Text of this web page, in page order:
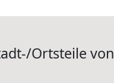
Ortsteile von